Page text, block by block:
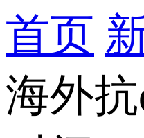
首页
海外